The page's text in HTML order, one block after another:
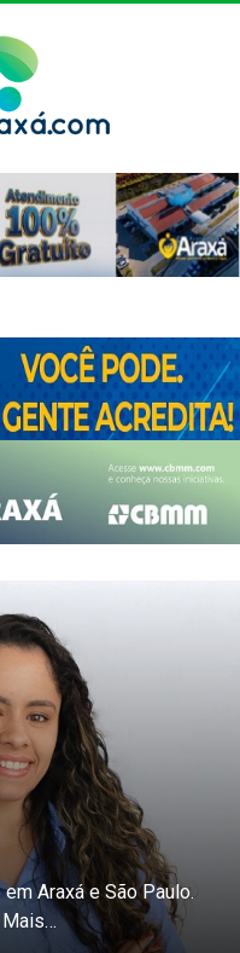
Araxá e São Paulo.
Mais…